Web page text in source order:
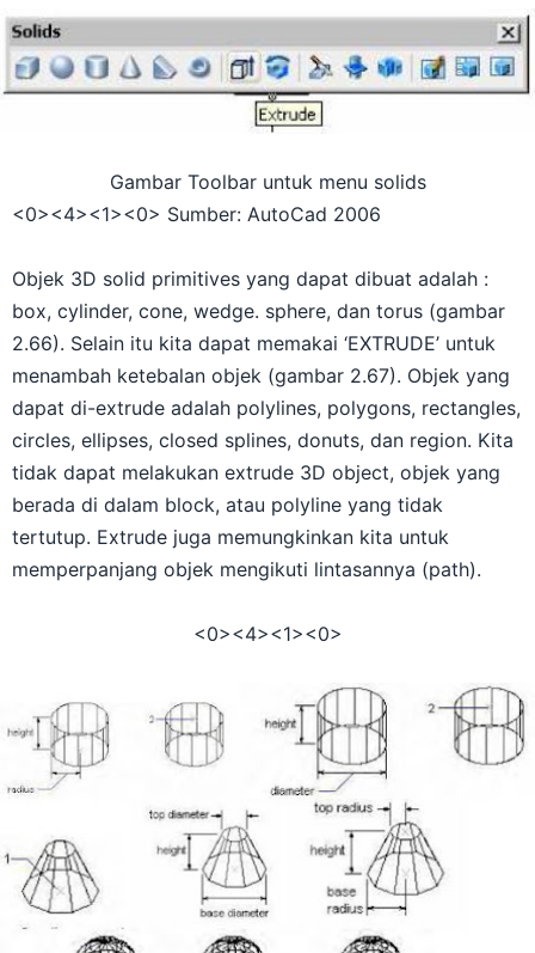
Gambar Toolbar untuk menu solids
<0><4><1><0> Sumber: AutoCad 2006
Objek 3D solid primitives yang dapat dibuat adalah :
box, cylinder, cone, wedge. sphere, dan torus (gambar
2.66). Selain itu kita dapat memakai ‘EXTRUDE’ untuk
menambah ketebalan objek (gambar 2.67). Objek yang
dapat di-extrude adalah polylines, polygons, rectangles,
circles, ellipses, closed splines, donuts, dan region. Kita
tidak dapat melakukan extrude 3D object, objek yang
berada di dalam block, atau polyline yang tidak
tertutup. Extrude juga memungkinkan kita untuk
memperpanjang objek mengikuti lintasannya (path).
<0><4><1><0>